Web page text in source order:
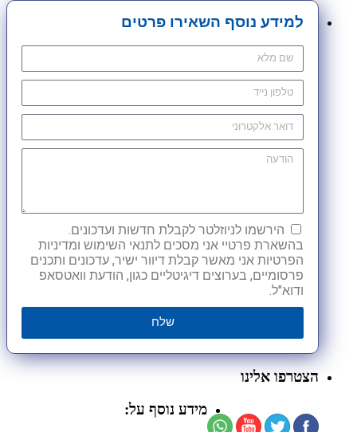
למידע נוסף השאירו פרטים
הירשמו לניוזלטר לקבלת חדשות ועדכונים.
בהשארת פרטיי אני מסכים לתנאי השימוש ומדיניות
הפרטיות אני מאשר קבלת דיוור ישיר, עדכונים ותכנים
פרסומיים, בערוצים דיגיטליים כגון, הודעת וואטסאפ
ודוא"ל.
שלח
הצטרפו אלינו
מידע נוסף על: